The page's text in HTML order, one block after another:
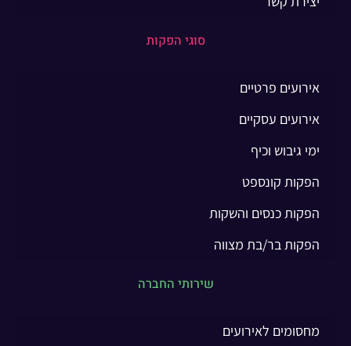
סוגי הפקות
אירועים פרטיים
אירועים עסקיים
ימי גיבוש וכיף
הפקות קונספט
הפקות כנסים והשקות
הפקות בר/בת מצווה
שירותי החברה
מחסומים לאירועים